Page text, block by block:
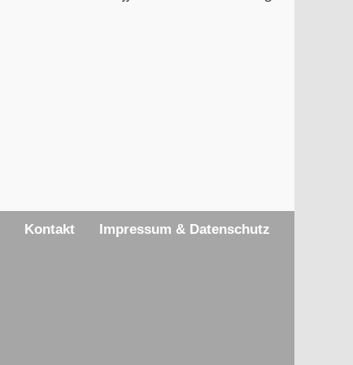
Kontakt Impressum & Datenschutz